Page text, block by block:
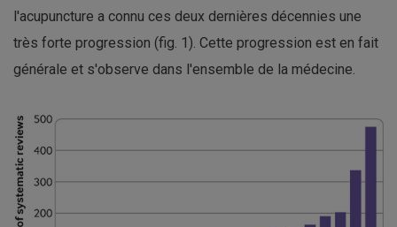
l'acupuncture a connu ces deux dernières décennies une
très forte progression (fig. 1). Cette progression est en fait
générale et s'observe dans l'ensemble de la médecine.